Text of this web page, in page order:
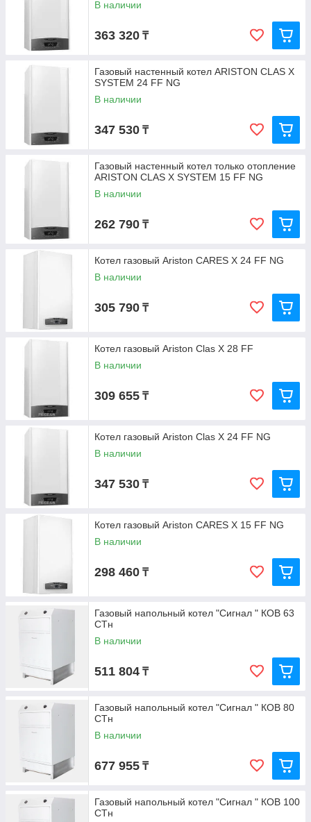
В наличии
363 320 ₸
Газовый настенный котел ARISTON CLAS X
SYSTEM 24 FF NG
В наличии
347 530 ₸
Газовый настенный котел только отопление
ARISTON CLAS X SYSTEM 15 FF NG
В наличии
262 790 ₸
Котел газовый Ariston CARES X 24 FF NG
В наличии
305 790 ₸
Котел газовый Ariston Clas X 28 FF
В наличии
309 655 ₸
Котел газовый Ariston Clas X 24 FF NG
В наличии
347 530 ₸
Котел газовый Ariston CARES X 15 FF NG
В наличии
298 460 ₸
Газовый напольный котел "Сигнал " КОВ 63
СТн
В наличии
511 804 ₸
Газовый напольный котел "Сигнал " КОВ 80
СТн
В наличии
677 955 ₸
Газовый напольный котел "Сигнал " КОВ 100
СТн